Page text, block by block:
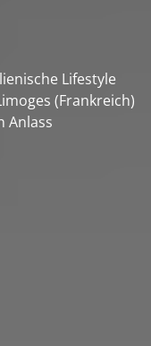
Lifestyle
(Frankreich)
Anlass